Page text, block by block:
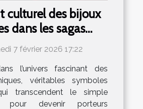
culturel des bijoux
dans les sagas
7 février 2026 17:22
l’univers fascinant des
véritables symboles
transcendent le simple
pour devenir porteurs